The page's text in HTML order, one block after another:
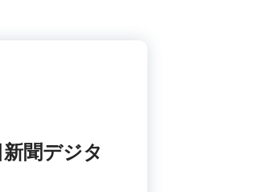
聞デジタ